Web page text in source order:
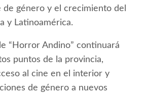
de género y el crecimiento del
y Latinoamérica.
“Horror Andino” continuará
puntos de la provincia,
al cine en el interior y
de género a nuevos